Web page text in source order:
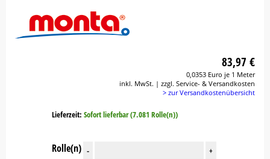
83,97 €
0,0353 Euro je 1 Meter
inkl. MwSt. | zzgl. Service- & Versandkosten
> zur Versandkostenübersicht
Lieferzeit: Sofort lieferbar (7.081 Rolle(n))
Rolle(n) - +